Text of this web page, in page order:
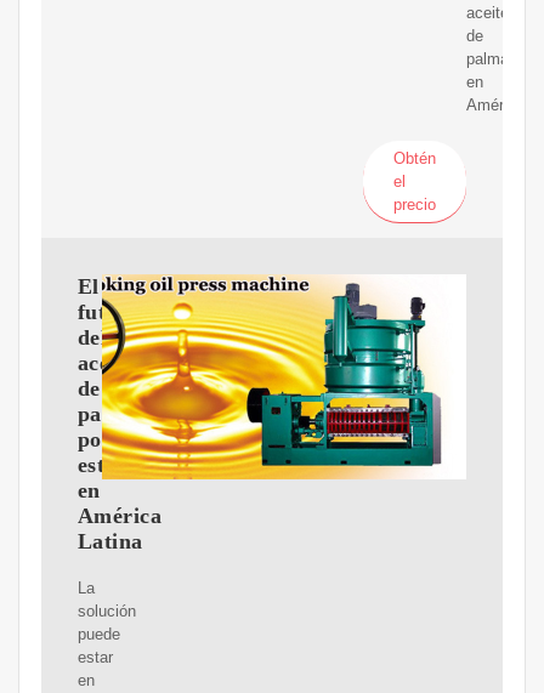
aceite
de
palma
en
América
Obtén
el
precio
El
futuro
del
aceite
de
palma
podría
estar
en
América
Latina
La
solución
puede
estar
en